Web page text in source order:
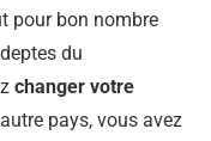
pour bon nombre
du
changer votre
pays, vous avez